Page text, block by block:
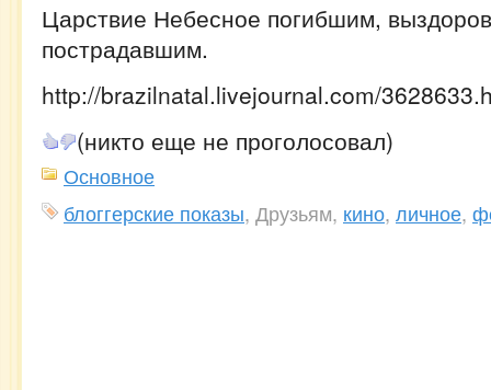
Царствие Небесное погибшим,
пострадавшим.
http://brazilnatal.livejournal.com/
(никто еще не проголосовал)
Основное
блоггерские показы, Друзьям, кино, личное,